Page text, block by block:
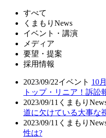
すべて
くまもりNews
イベント・講演
メディア
要望・提案
採用情報
2023/09/22イベント 10
トップ・リニア！訴訟
2023/09/11 くまもり
道に欠けている大事な
2023/09/11 くまもり
性は?